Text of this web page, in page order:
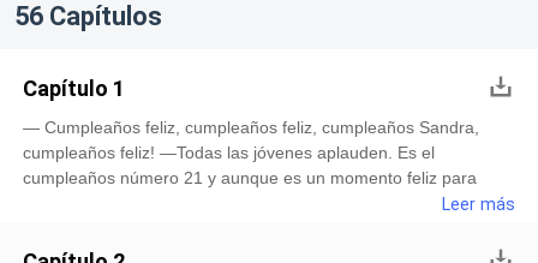
56 Capítulos
Capítulo 1
— Cumpleaños feliz, cumpleaños feliz, cumpleaños Sandra,
cumpleaños feliz! —Todas las jóvenes aplauden. Es el
cumpleaños número 21 y aunque es un momento feliz para
todas, saben que al llegar a esa edad tienen que abandonar el
abrazando a sus compañeras. —Sandra, la directora me pidió
Leer más